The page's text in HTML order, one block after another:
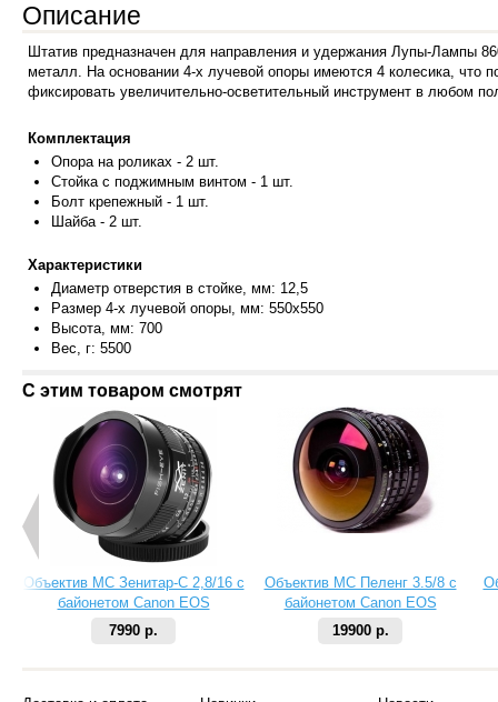
Описание
Штатив предназначен для направления и удержания Лупы-Лампы
металл. На основании 4-х лучевой опоры имеются 4 колесика, что
фиксировать увеличительно-осветительный инструмент в любом
Комплектация
Опора на роликах - 2 шт.
Стойка с поджимным винтом - 1 шт.
Болт крепежный - 1 шт.
Шайба - 2 шт.
Характеристики
Диаметр отверстия в стойке, мм: 12,5
Размер 4-х лучевой опоры, мм: 550x550
Высота, мм: 700
Вес, г: 5500
С этим товаром смотрят
Объектив МС Зенитар-C 2,8/16 с
байонетом Canon EOS
7990 р.
Объектив МС Пеленг 3.5/8 с
байонетом Canon EOS
19900 р.